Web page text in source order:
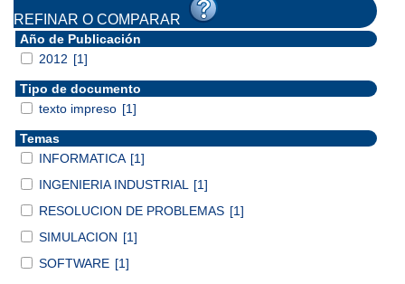
REFINAR O COMPARAR
Año de Publicación
2012 [1]
Tipo de documento
texto impreso [1]
Temas
INFORMATICA [1]
INGENIERIA INDUSTRIAL
[1]
RESOLUCION DE PROBLEMAS [1]
SIMULACION [1]
SOFTWARE [1]